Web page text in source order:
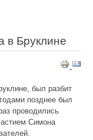
в Бруклине
был разбит
позднее был
проводились
Симона